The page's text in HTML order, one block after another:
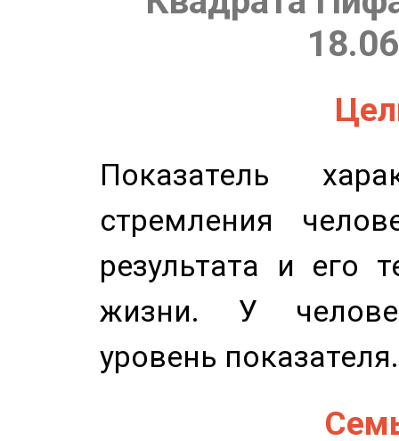
Показатель
стремления
результата и его
жизни. У
уровень показателя.